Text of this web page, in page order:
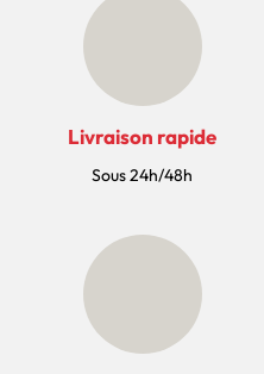
Livraison rapide
Sous 24h/48h